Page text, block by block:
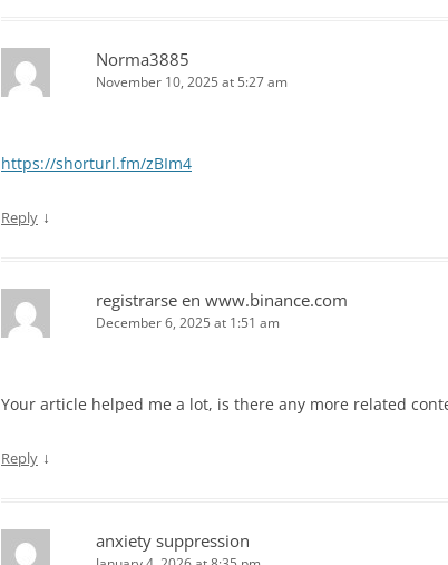
Norma3885
November 10, 2025 at 5:27 am
https://shorturl.fm/zBIm4
Reply ↓
registrarse en www.binance.com
December 6, 2025 at 1:51 am
Your article helped me a lot, is there any more related
Reply ↓
anxiety suppression